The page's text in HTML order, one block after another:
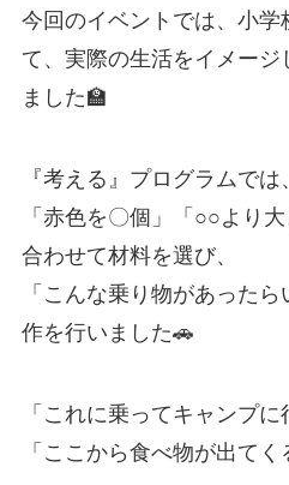
今回のイベントでは、小学
て、実際の生活をイメージ
ました🏫
『考える』プログラムでは、
「赤色を〇個」「○○より
合わせて材料を選び、
「こんな乗り物があった
作を行いました🚗
「これに乗ってキャンプに
「ここから食べ物が出てく